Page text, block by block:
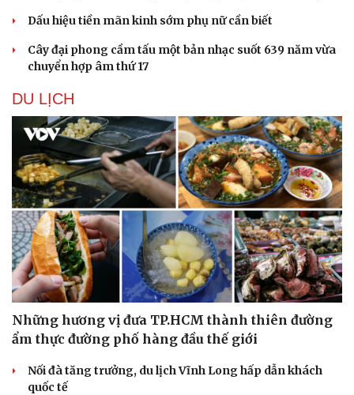
Dấu hiệu tiền mãn kinh sớm phụ nữ cần biết
Cây đại phong cầm tấu một bản nhạc suốt 639 năm vừa
chuyển hợp âm thứ 17
DU LỊCH
Những hương vị đưa TP.HCM thành thiên đường
ẩm thực đường phố hàng đầu thế giới
Nối đà tăng trưởng, du lịch Vĩnh Long hấp dẫn khách
quốc tế